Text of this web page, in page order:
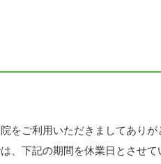
をご利用いただきましてあり
、下記の期間を休業日とさせて